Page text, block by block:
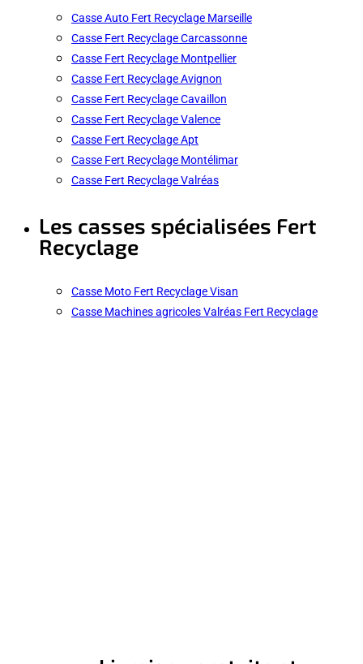
Casse Auto Fert Recyclage Marseille
Casse Fert Recyclage Carcassonne
Casse Fert Recyclage Montpellier
Casse Fert Recyclage Avignon
Casse Fert Recyclage Cavaillon
Casse Fert Recyclage Valence
Casse Fert Recyclage Apt
Casse Fert Recyclage Montélimar
Casse Fert Recyclage Valréas
Les casses spécialisées Fert
Recyclage
Casse Moto Fert Recyclage Visan
Casse Machines agricoles Valréas Fert Recyclage